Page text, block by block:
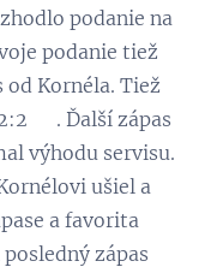
podanie na
podanie tiež
Kornéla. Tiež
😃. Ďalší zápas
výhodu servisu.
ušiel a
a favorita
zápas